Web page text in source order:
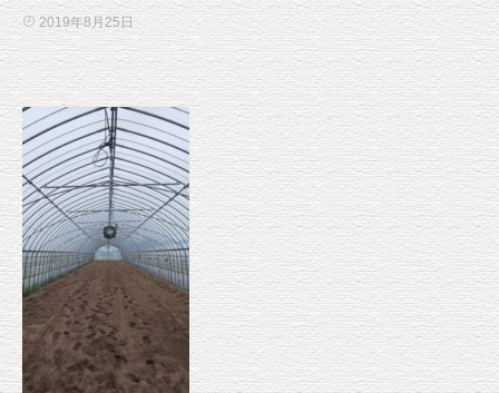
2019年8月25日